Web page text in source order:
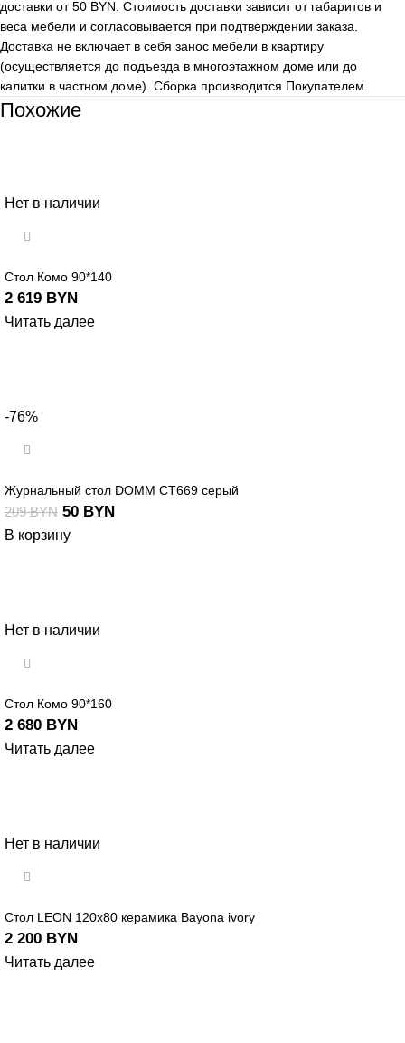
доставки от 50 BYN. Стоимость доставки зависит от габаритов и
веса мебели и согласовывается при подтверждении заказа.
Доставка не включает в себя занос мебели в квартиру
(осуществляется до подъезда в многоэтажном доме или до
калитки в частном доме). Сборка производится Покупателем.
Похожие
Нет в наличии
Стол Комо 90*140
2 619 BYN
Читать далее
-76%
Журнальный стол DOMM CT669 серый
209BYN 50 BYN
В корзину
Нет в наличии
Стол Комо 90*160
2 680 BYN
Читать далее
Нет в наличии
Стол LEON 120х80 керамика Bayona ivory
2 200 BYN
Читать далее